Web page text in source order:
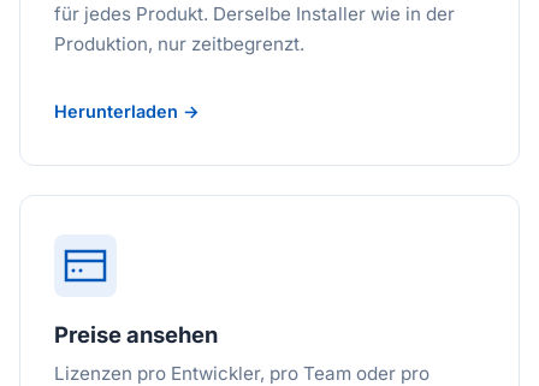
für jedes Produkt. Derselbe Installer wie in der
Produktion, nur zeitbegrenzt.
Herunterladen →
Preise ansehen
Lizenzen pro Entwickler, pro Team oder pro